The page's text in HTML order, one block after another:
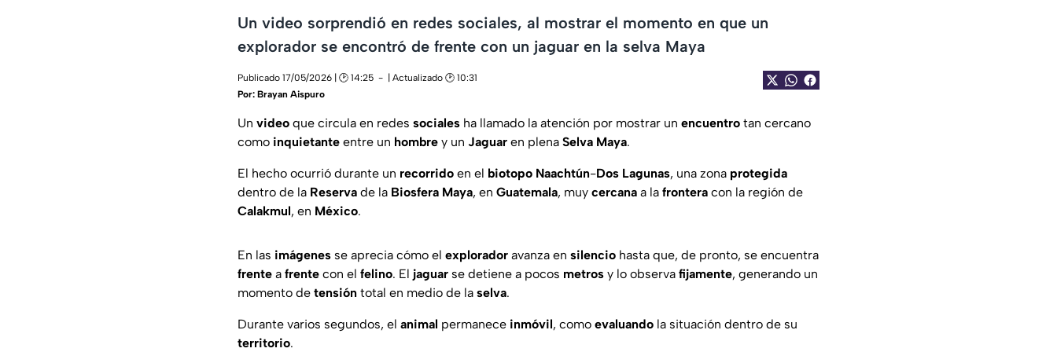
Un video sorprendió en redes sociales, al mostrar el momento en que un
explorador se encontró de frente con un jaguar en la selva Maya
Publicado 17/05/2026 | 🕑 14:25
| Actualizado 🕑 10:31
Por: Brayan Aispuro
Un video que circula en redes sociales ha llamado la atención por mostrar un encuentro tan cercano
como inquietante entre un hombre y un Jaguar en plena Selva Maya.
El hecho ocurrió durante un recorrido en el biotopo Naachtún-Dos Lagunas, una zona protegida
dentro de la Reserva de la Biosfera Maya, en Guatemala, muy cercana a la frontera con la región de
Calakmul, en México.
En las imágenes se aprecia cómo el explorador avanza en silencio hasta que, de pronto, se encuentra
frente a frente con el felino. El jaguar se detiene a pocos metros y lo observa fijamente, generando un
momento de tensión total en medio de la selva.
Durante varios segundos, el animal permanece inmóvil, como evaluando la situación dentro de su
territorio.